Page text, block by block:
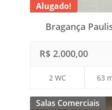
Alugado!
Bragança
R$ 2.000,00
2 WC 63
Salas Comerciais